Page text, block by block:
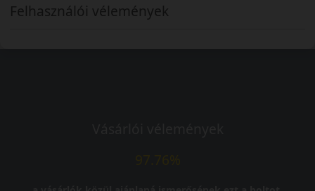
Felhasználói vélemények